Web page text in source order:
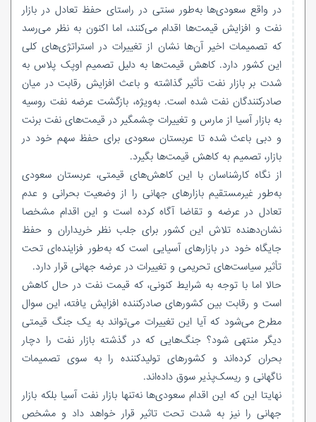
در واقع سعودی‌ها به‌طور سنتی در راستای حفظ تعادل در بازار
نفت و افزایش قیمت‌ها اقدام می‌کنند، اما اکنون به نظر می‌رسد
که تصمیمات اخیر آن‌ها نشان از تغییرات در استراتژی‌های کلی
این کشور دارد. کاهش قیمت‌ها به دلیل تصمیم اوپک پلاس به
شدت بر بازار نفت تأثیر گذاشته و باعث افزایش رقابت در میان
صادرکنندگان نفت شده است. به‌ویژه، بازگشت عرضه نفت روسیه
به بازار آسیا از مارس و تغییرات چشمگیر در قیمت‌های نفت برنت
و دبی باعث شده تا عربستان سعودی برای حفظ سهم خود در
بازار، تصمیم به کاهش قیمت‌ها بگیرد.
از نگاه کارشناسان با این کاهش‌های قیمتی، عربستان سعودی
به‌طور غیرمستقیم بازارهای جهانی را از وضعیت بحرانی و عدم
تعادل در عرضه و تقاضا آگاه کرده است و این اقدام مشخصا
نشان‌دهنده تلاش این کشور برای جلب نظر خریداران و حفظ
جایگاه خود در بازارهای آسیایی است که به‌طور فزاینده‌ای تحت
تأثیر سیاست‌های تحریمی و تغییرات در عرضه جهانی قرار دارد.
حالا اما با توجه به شرایط کنونی، که قیمت نفت در حال کاهش
است و رقابت بین کشورهای صادرکننده افزایش یافته، این سوال
مطرح می‌شود که آیا این تغییرات می‌تواند به یک جنگ قیمتی
دیگر منتهی شود؟ جنگ‌هایی که در گذشته بازار نفت را دچار
بحران کرده‌اند و کشورهای تولیدکننده را به سوی تصمیمات
ناگهانی و ریسک‌پذیر سوق داده‌اند.
نهایتا این که این اقدام سعودی‌ها نه‌تنها بازار نفت آسیا بلکه بازار
جهانی را نیز به شدت تحت تاثیر قرار خواهد داد و مشخص